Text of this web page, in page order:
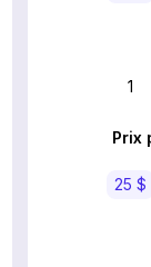
1
Prix
25 $